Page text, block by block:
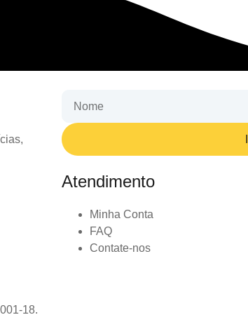
Atendimento
Minha Conta
FAQ
Contate-nos
18.